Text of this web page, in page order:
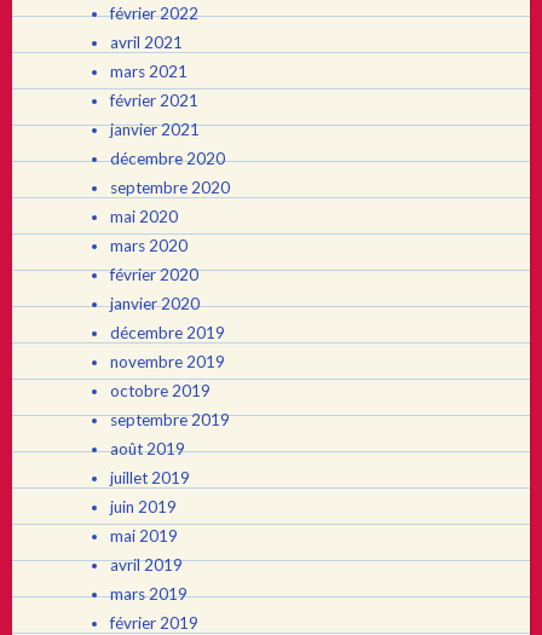
février 2022
avril 2021
mars 2021
février 2021
janvier 2021
décembre 2020
septembre 2020
mai 2020
mars 2020
février 2020
janvier 2020
décembre 2019
novembre 2019
octobre 2019
septembre 2019
août 2019
juillet 2019
juin 2019
mai 2019
avril 2019
mars 2019
février 2019